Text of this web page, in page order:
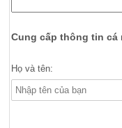
Cung cấp thông tin cá
Họ và tên: